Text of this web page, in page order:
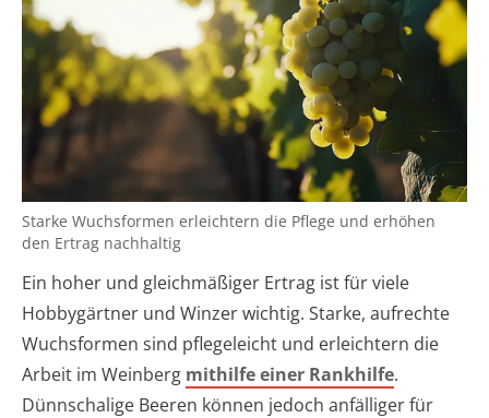
Starke Wuchsformen erleichtern die Pflege und erhöhen
den Ertrag nachhaltig
Ein hoher und gleichmäßiger Ertrag ist für viele
Hobbygärtner und Winzer wichtig. Starke, aufrechte
Wuchsformen sind pflegeleicht und erleichtern die
Arbeit im Weinberg mithilfe einer Rankhilfe.
Dünnschalige Beeren können jedoch anfälliger für